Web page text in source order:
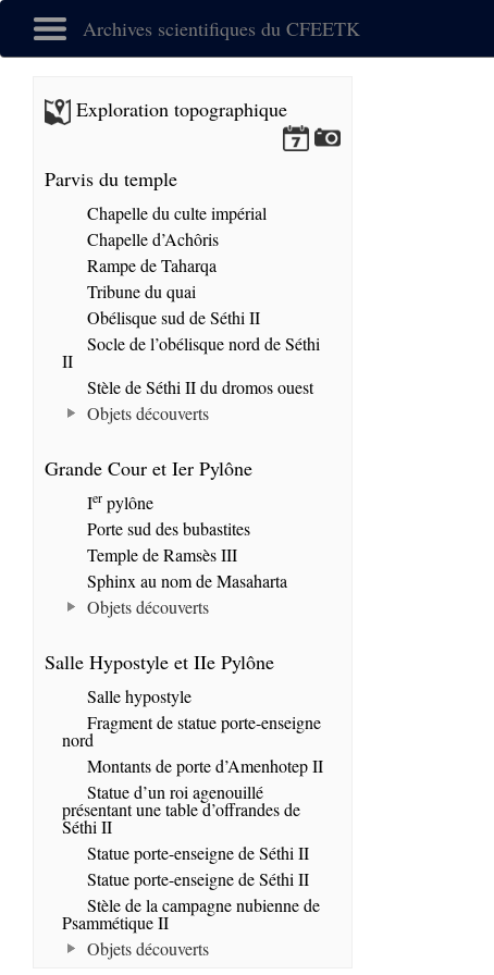
Archives scientifiques du CFEETK
Exploration topographique
Parvis du temple
Chapelle du culte impérial
Chapelle d’Achôris
Rampe de Taharqa
Tribune du quai
Obélisque sud de Séthi II
Socle de l’obélisque nord de Séthi
II
Stèle de Séthi II du dromos ouest
Objets découverts
Grande Cour et Ier Pylône
Ier pylône
Porte sud des bubastites
Temple de Ramsès III
Sphinx au nom de Masaharta
Objets découverts
Salle Hypostyle et IIe Pylône
Salle hypostyle
Fragment de statue porte-enseigne
nord
Montants de porte d’Amenhotep II
Statue d’un roi agenouillé
présentant une table d’offrandes de
Séthi II
Statue porte-enseigne de Séthi II
Statue porte-enseigne de Séthi II
Stèle de la campagne nubienne de
Psammétique II
Objets découverts